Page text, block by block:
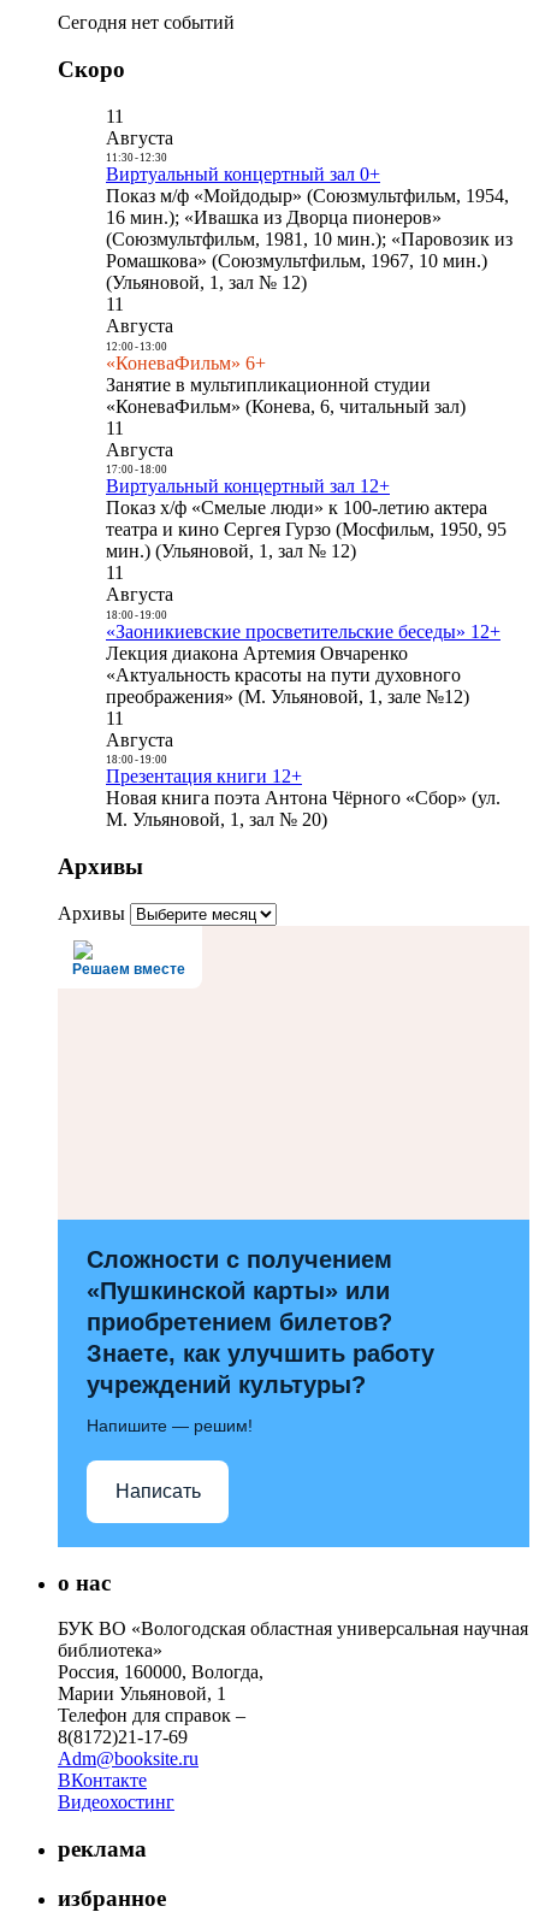
Сегодня нет событий
Скоро
11
Августа
11:30- 12:30
Виртуальный концертный зал 0+
Показ м/ф «Мойдодыр» (Союзмультфильм, 1954,
16 мин.); «Ивашка из Дворца пионеров»
(Союзмультфильм, 1981, 10 мин.); «Паровозик из
Ромашкова» (Союзмультфильм, 1967, 10 мин.)
(Ульяновой, 1, зал № 12)
11
Августа
12:00- 13:00
«КоневаФильм» 6+
Занятие в мультипликационной студии
«КоневаФильм» (Конева, 6, читальный зал)
11
Августа
17:00- 18:00
Виртуальный концертный зал 12+
Показ х/ф «Смелые люди» к 100-летию актера
театра и кино Сергея Гурзо (Мосфильм, 1950, 95
мин.) (Ульяновой, 1, зал № 12)
11
Августа
18:00- 19:00
«Заоникиевские просветительские беседы» 12+
Лекция диакона Артемия Овчаренко
«Актуальность красоты на пути духовного
преображения» (М. Ульяновой, 1, зале №12)
11
Августа
18:00- 19:00
Презентация книги 12+
Новая книга поэта Антона Чёрного «Сбор» (ул.
М. Ульяновой, 1, зал № 20)
Архивы
Архивы
Решаем вместе
Сложности с получением
«Пушкинской карты» или
приобретением билетов?
Знаете, как улучшить работу
учреждений культуры?
Напишите — решим!
Написать
о нас
БУК ВО «Вологодская областная универсальная научная
библиотека»
Россия, 160000, Вологда,
Марии Ульяновой, 1
Телефон для справок –
8(8172)21-17-69
Adm@booksite.ru
ВКонтакте
Видеохостинг
реклама
избранное